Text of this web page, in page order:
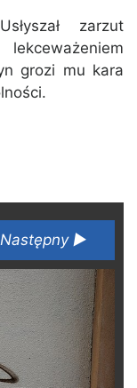
zarzut
grozi mu kara
Następny ►